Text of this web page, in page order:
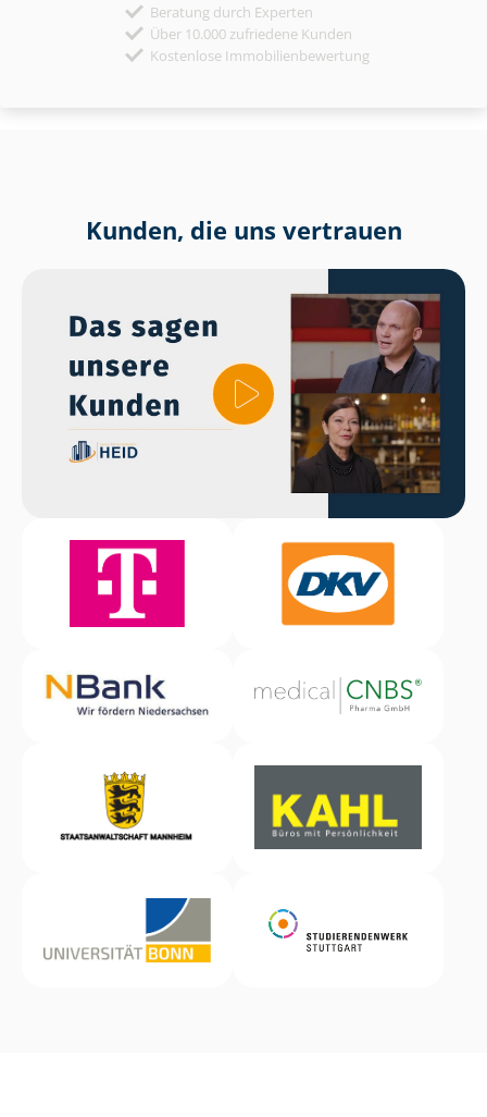
Beratung durch Experten
Über 10.000 zufriedene Kunden
Kostenlose Immobilienbewertung
Kunden, die uns vertrauen